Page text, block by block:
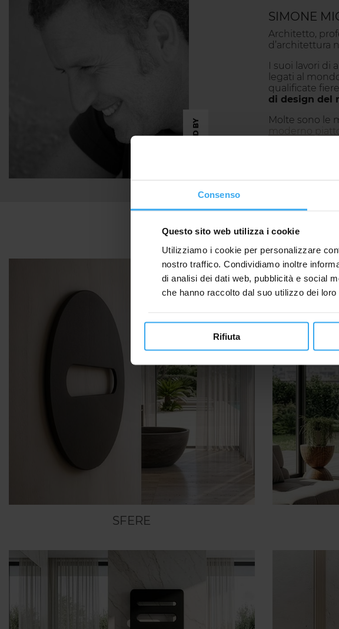
Consenso
Questo sito web utilizza i cookie
Utilizziamo i cookie per personalizzare
nostro traffico. Condividiamo inoltre
di analisi dei dati web, pubblicità e social
che hanno raccolto dal suo utilizzo dei loro
Rifiuta
DESIGNED BY
SIMONE
Architetto,
d’architettura
I suoi lavori di
legati al
qualificate
di design del
Molte sono le
moderno
SFERE